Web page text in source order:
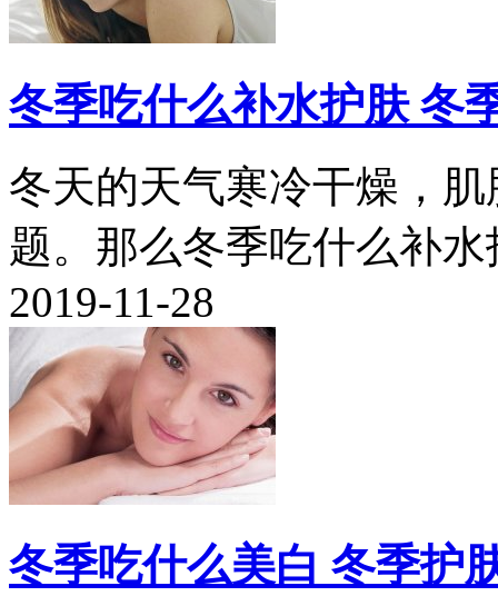
冬季吃什么补水护肤 冬
冬天的天气寒冷干燥，
题。那么冬季吃什么补水
2019-11-28
冬季吃什么美白 冬季护